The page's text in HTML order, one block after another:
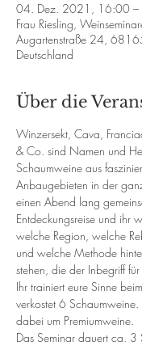
04. Dez. 2021, 16:00
Frau Riesling,
Augartenstraße 24,
Deutschland
Über die
Winzersekt, Cava,
& Co. sind Namen und
Schaumweine aus
Anbaugebieten in der
einen Abend lang
Entdeckungsreise und ihr
welche Region, welche
und welche Methode
stehen, die der Inbegriff für
Ihr trainiert eure Sinne
verkostet 6 Schaumweine.
dabei um Premiumweine.
Das Seminar dauert ca. 3